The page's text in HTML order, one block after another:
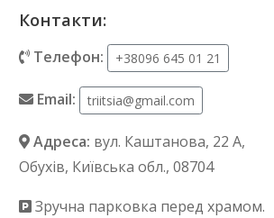
Контакти:
Телефон: +38096 645 01 21
Email: triitsia@gmail.com
Адреса: вул. Каштанова, 22 А,
Обухів, Київська обл., 08704
Зручна парковка перед храмом.